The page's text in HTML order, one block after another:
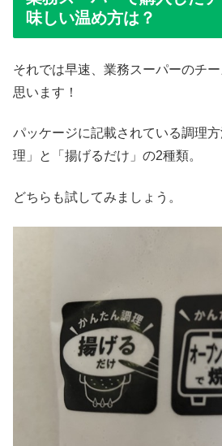
味しい温め方は？
それでは早速、業務スーパーのチ
思います！
パッケージに記載されている調理
理」と「揚げるだけ」の2種類。
どちらも試してみましょう。